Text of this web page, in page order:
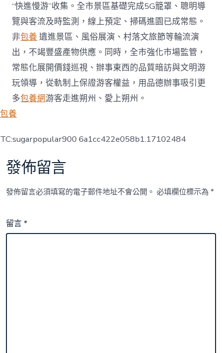
“快進慢游”收集。全市景區基礎完成5G籠罩、聰明導
覽與客流及時監測，線上預定、掃碼進園已成常態。
非包養 遺進景區、風俗展演、村落文旅節等輪流演
出，不竭豐盛產物供應。同時，全市強化市場監管，
常態化展開價錢巡視、辦事東西的品質暗訪與文明游
玩領導，從軌制上保證游客權益，用品德辦事吸引更
多包養網游客走進朔州、愛上朔州。
包養
TC:sugarpopular900 6a1cc422e058b1.17102484
發佈留言
發佈留言必須填寫的電子郵件地址不會公開。 必填欄位標示為*
留言*